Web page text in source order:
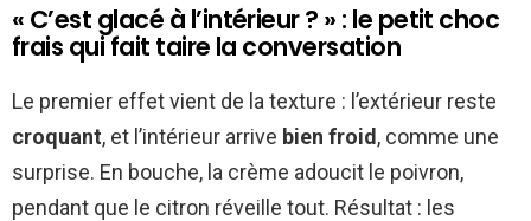
« C’est glacé à l’intérieur ? » : le petit choc
frais qui fait taire la conversation
Le premier effet vient de la texture : l’extérieur reste
croquant, et l’intérieur arrive bien froid, comme une
surprise. En bouche, la crème adoucit le poivron,
pendant que le citron réveille tout. Résultat : les